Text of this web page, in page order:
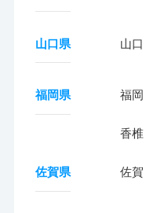
山口県 山口
福岡県 福岡
香椎
佐賀県 佐賀